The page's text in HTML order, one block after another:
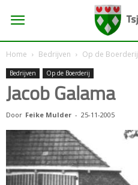
Home Bedrijven Op de Boerderij
Bedrijven Op de Boerderij
Jacob Galama
Door Feike Mulder - 25-11-2005